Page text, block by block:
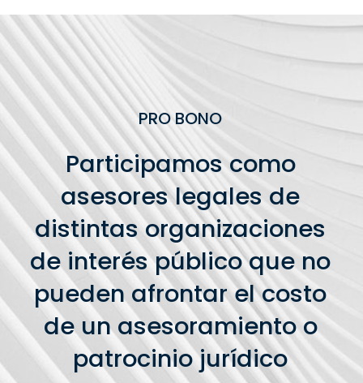
PRO BONO
Participamos como
asesores legales de
distintas organizaciones
de interés público que no
pueden afrontar el costo
de un asesoramiento o
patrocinio jurídico